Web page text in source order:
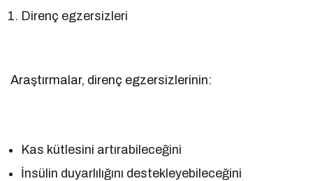
Direnç egzersizleri
Araştırmalar, direnç egzersizlerinin:
Kas kütlesini artırabileceğini
İnsülin duyarlılığını destekleyebileceğini